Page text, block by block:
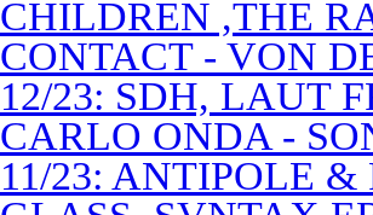
CHILDREN ,THE
CONTACT - VON
12/23: SDH, LAUT
CARLO ONDA -
11/23: ANTIPOLE